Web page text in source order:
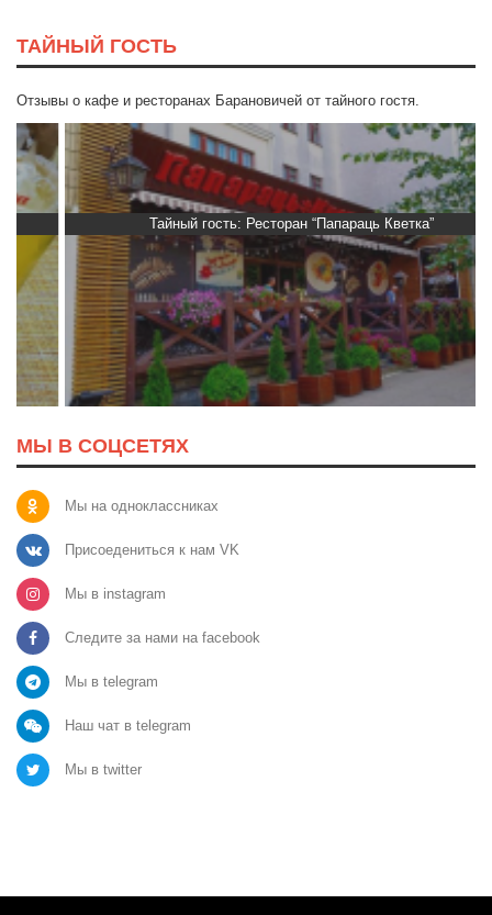
ТАЙНЫЙ ГОСТЬ
Отзывы о кафе и ресторанах Барановичей от тайного гостя.
Тайный гость: Ресторан “Папараць Кветка”
МЫ В СОЦСЕТЯХ
Мы на одноклассниках
Присоедениться к нам VK
Мы в instagram
Следите за нами на facebook
Мы в telegram
Наш чат в telegram
Мы в twitter